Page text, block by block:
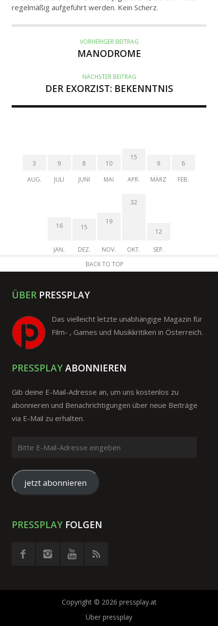
regelmäßig aufgeführt werden. Kein Scherz.
VORHERIGER BEITRAG
MANODROME
NÄCHSTER BEITRAG
DER EXORZIST: BEKENNTNIS
3
AUG.
9
JULI
8
JUNI
10
MAI
15
APR.
9
MÄRZ
6
FEB.
16
JAN.
15
DEZ.
19
NOV.
32
OKT.
12
SEP.
BACK TO TOP
ÜBER PRESSPLAY
Das vielleicht letzte unabhängige Magazin für
Film- , Games und Musikkritiken in Österreich.
PRESSPLAYABONNIEREN
Gib deine E-Mail-Adresse an, um uns kostenlos zu
abonnieren und Benachrichtigungen über neue Beiträge
via E-Mail zu erhalten.
Mail-
Adresse
eingeben
jetzt abonnieren
PRESSPLAY FOLGEN
Copyright © 2026 pressplay.at
Über pressplay